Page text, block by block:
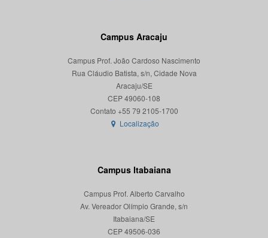
Campus Aracaju
Campus Prof. João Cardoso Nascimento
Rua Cláudio Batista, s/n, Cidade Nova
Aracaju/SE
CEP 49060-108
Localização
Campus Itabaiana
Campus Prof. Alberto Carvalho
Av. Vereador Olímpio Grande, s/n
Itabaiana/SE
CEP 49506-036